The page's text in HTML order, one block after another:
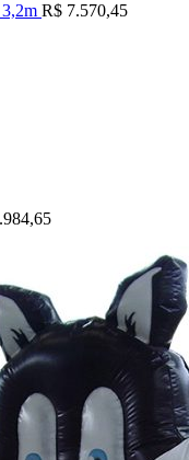
R$ 7.570,45